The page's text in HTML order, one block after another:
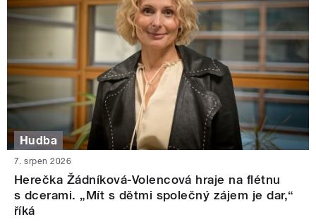
Hudba
7. srpen 2026
Herečka Žádníková-Volencová hraje na flétnu
s dcerami. „Mít s dětmi společný zájem je dar,“
říká